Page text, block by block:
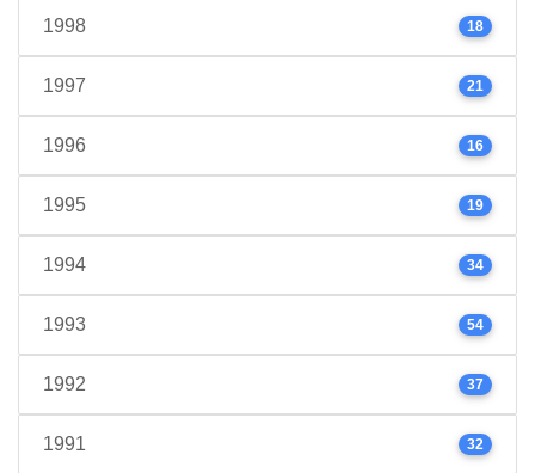
1998 18
1997 21
1996 16
1995 19
1994 34
1993 54
1992 37
1991 32